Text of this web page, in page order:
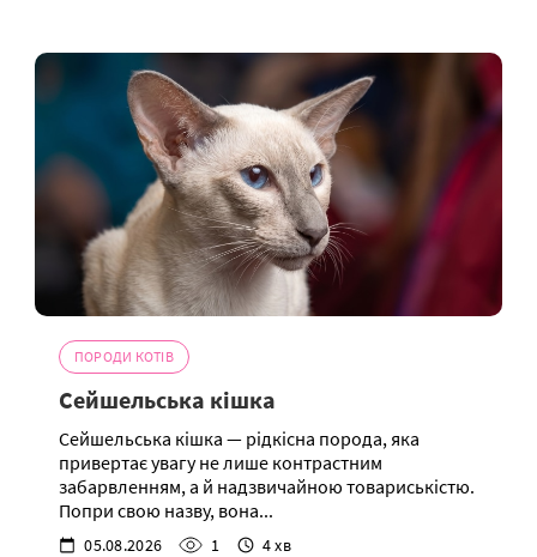
ПОРОДИ КОТІВ
Сейшельська кішка
Сейшельська кішка — рідкісна порода, яка
привертає увагу не лише контрастним
забарвленням, а й надзвичайною товариськістю.
Попри свою назву, вона...
05.08.2026 1 4 хв